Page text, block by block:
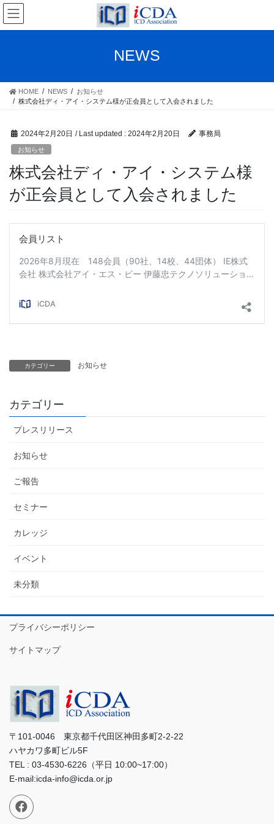
Skip
the
Skip
the
NEWS
HOME NEWS
お知らせ
株式会社ディ・アイ・システム様が正会員として入会されました
2024年2月20日 / Last updated : 2024年2月20日 事務局
お知らせ
株式会社ディ・アイ・システム様
が正会員として入会されました
カテゴリー お知らせ
カテゴリー
プレスリリース
お知らせ
ご報告
セミナー
カレッジ
イベント
未分類
プライバシーポリシー
サイトマップ
〒101-0046 東京都千代田区神田多町2-2-22
ハヤカワ多町ビル5F
TEL : 03-4530-6226（平日 10:00~17:00）
E-mail:icda-info@icda.or.jp